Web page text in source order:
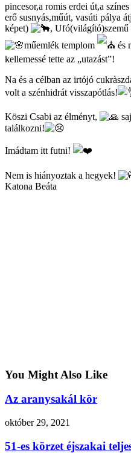
pincesor,a romis erdei út,a
erő susnyás,műút, vasúti pálya
képet)
, Ufó(világító)szemű
műemlék templom
és
kellemessé tette az „utazást”!
Na és a célban az irtójó
volt a szénhidrát visszapótlás!
Köszi Csabi az élményt,
találkozni!
Imádtam itt futni!
Nem is hiányoztak a hegyek!
Katona Beáta
You Might Also Like
Az aranysakál kör
október 29, 2021
51-es körzet éjszakai